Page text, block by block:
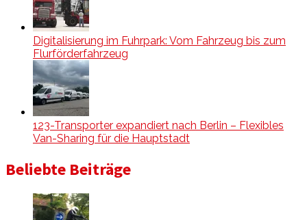
Digitalisierung im Fuhrpark: Vom Fahrzeug bis zum
Flurförderfahrzeug
123-Transporter expandiert nach Berlin – Flexibles
Van-Sharing für die Hauptstadt
Beliebte Beiträge